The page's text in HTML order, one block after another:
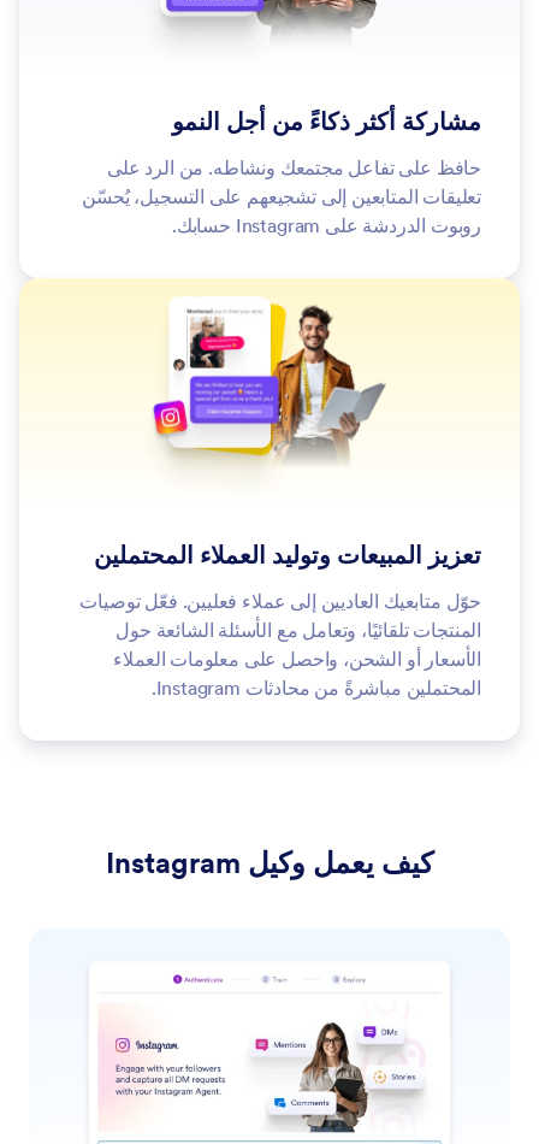
مشاركة أكثر ذكاءً من أجل النمو
حافظ على تفاعل مجتمعك ونشاطه. من الرد على
تعليقات المتابعين إلى تشجيعهم على التسجيل، يُحسّن
روبوت الدردشة على Instagram حسابك.
تعزيز المبيعات وتوليد العملاء المحتملين
حوّل متابعيك العاديين إلى عملاء فعليين. فعّل توصيات
المنتجات تلقائيًا، وتعامل مع الأسئلة الشائعة حول
الأسعار أو الشحن، واحصل على معلومات العملاء
المحتملين مباشرةً من محادثات Instagram.
كيف يعمل وكيل Instagram